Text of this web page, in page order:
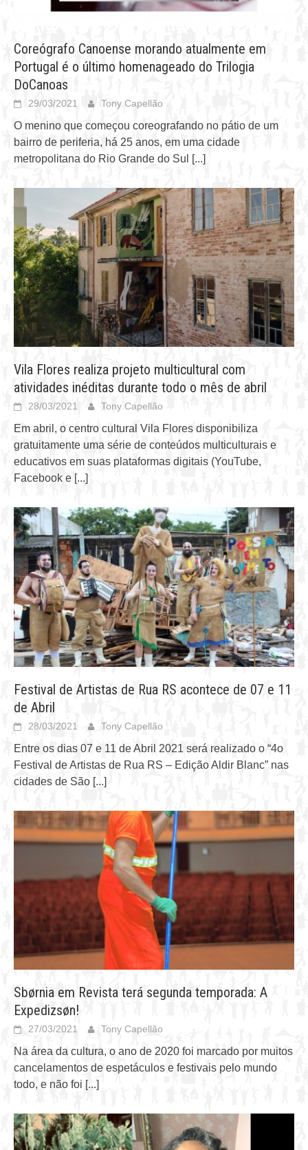
Coreógrafo Canoense morando atualmente em
Portugal é o último homenageado do Trilogia
DoCanoas
29/03/2021 Tony Capellão
O menino que começou coreografando no pátio de um
bairro de periferia, há 25 anos, em uma cidade
metropolitana do Rio Grande do Sul
[...]
Vila Flores realiza projeto multicultural com
atividades inéditas durante todo o mês de abril
28/03/2021 Tony Capellão
Em abril, o centro cultural Vila Flores disponibiliza
gratuitamente uma série de conteúdos multiculturais e
educativos em suas plataformas digitais (YouTube,
Facebook e [...]
Festival de Artistas de Rua RS acontece de 07 e 11
de Abril
28/03/2021 Tony Capellão
Entre os dias 07 e 11 de Abril 2021 será realizado o “4o
Festival de Artistas de Rua RS – Edição Aldir Blanc” nas
cidades de São [...]
Sbørnia em Revista terá segunda temporada: A
Expedizsøn!
27/03/2021 Tony Capellão
Na área da cultura, o ano de 2020 foi marcado por muitos
cancelamentos de espetáculos e festivais pelo mundo
todo, e não foi [...]